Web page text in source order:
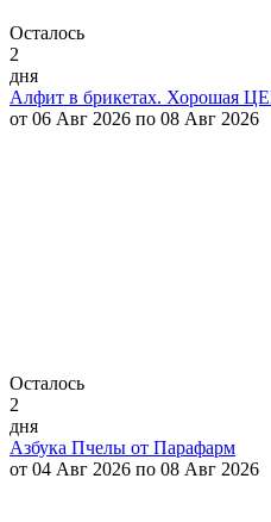
Осталось
2
дня
Алфит в брикетах. Хорошая
от 06 Авг 2026 по 08 Авг 2026
Осталось
2
дня
Азбука Пчелы от Парафарм
от 04 Авг 2026 по 08 Авг 2026